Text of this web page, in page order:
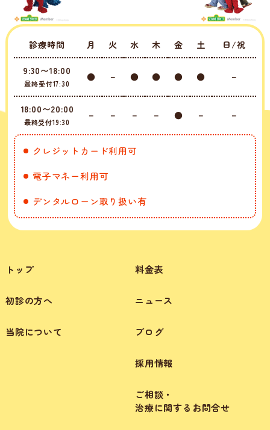
診療時間 月 火 水 木 金 土 日/祝
9:30〜18:00
最終受付17:30
● － ● ● ● ● －
18:00〜20:00
最終受付19:30
－ － － － ● － －
クレジットカード利用可
電子マネー利用可
デンタルローン取り扱い有
トップ
初診の方へ
当院について
料金表
ニュース
ブログ
採用情報
ご相談・
治療に関するお問合せ